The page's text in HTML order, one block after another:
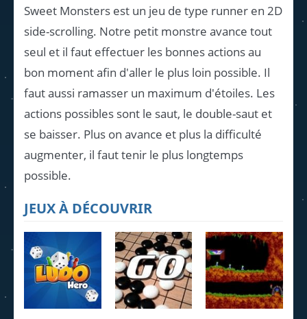
Sweet Monsters est un jeu de type runner en 2D
side-scrolling. Notre petit monstre avance tout
seul et il faut effectuer les bonnes actions au
bon moment afin d'aller le plus loin possible. Il
faut aussi ramasser un maximum d'étoiles. Les
actions possibles sont le saut, le double-saut et
se baisser. Plus on avance et plus la difficulté
augmenter, il faut tenir le plus longtemps
possible.
JEUX À DÉCOUVRIR